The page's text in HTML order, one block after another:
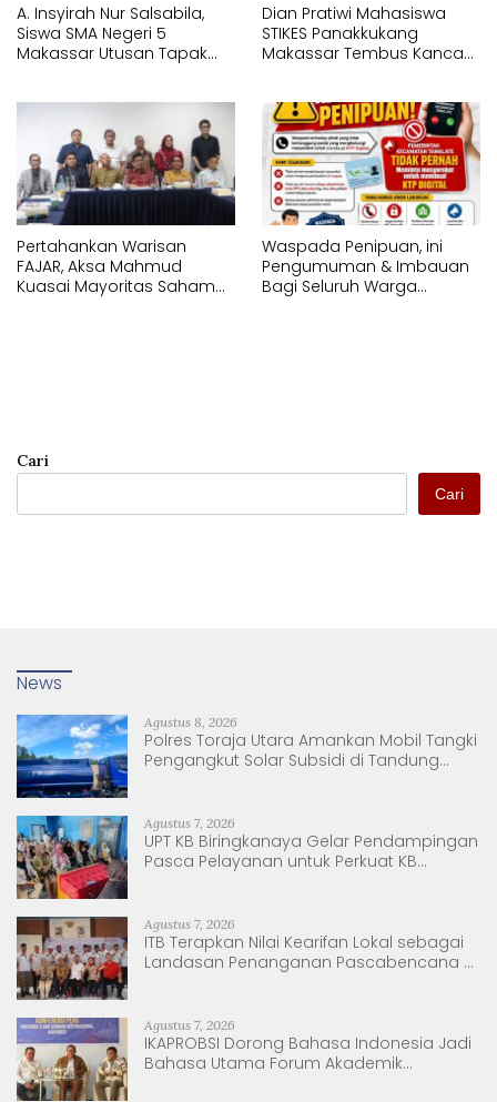
A. Insyirah Nur Salsabila,
Siswa SMA Negeri 5
Makassar Utusan Tapak
Memperagakan Jurus
Pencak Silat
Dian Pratiwi Mahasiswa
STIKES Panakkukang
Makassar Tembus Kancah
Pertahankan Warisan
FAJAR, Aksa Mahmud
Kuasai Mayoritas Saham
Waspada Penipuan, ini
Pengumuman & Imbauan
Bagi Seluruh Warga
Cari
Cari
News
Agustus 8, 2026
Polres Toraja Utara Amankan Mobil Tangki
Pengangkut Solar Subsidi di Tandung
Agustus 7, 2026
UPT KB Biringkanaya Gelar Pendampingan
Pasca Pelayanan untuk Perkuat KB
Agustus 7, 2026
ITB Terapkan Nilai Kearifan Lokal sebagai
Landasan Penanganan Pascabencana di
Agustus 7, 2026
IKAPROBSI Dorong Bahasa Indonesia Jadi
Bahasa Utama Forum Akademik